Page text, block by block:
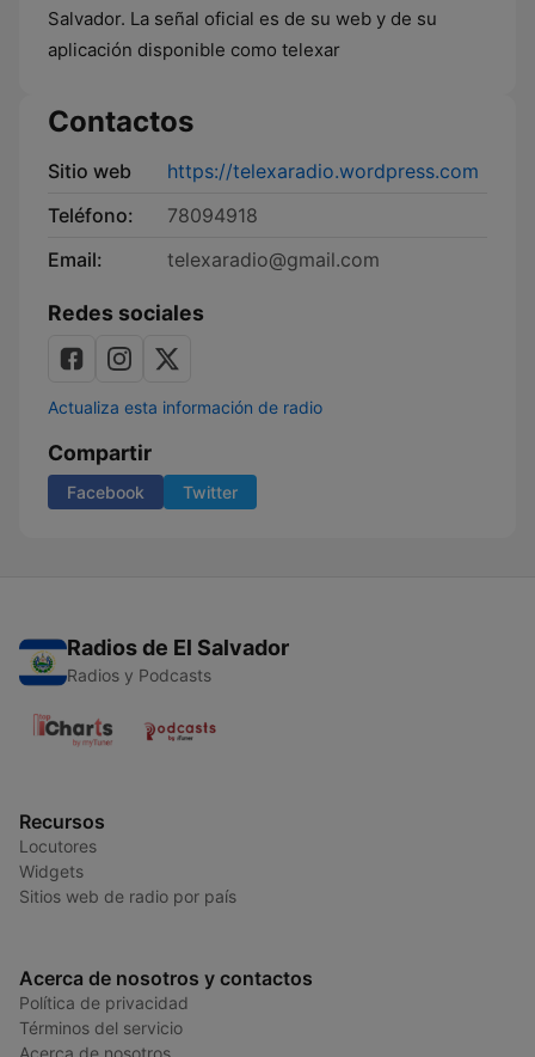
Salvador. La señal oficial es de su web y de su
aplicación disponible como telexar
Contactos
Sitio web
https://telexaradio.wordpress.com
Teléfono:
78094918
Email:
telexaradio@gmail.com
Redes sociales
Actualiza esta información de radio
Compartir
Facebook Twitter
Radios de El Salvador
Radios y Podcasts
Recursos
Locutores
Widgets
Sitios web de radio por país
Acerca de nosotros y contactos
Política de privacidad
Términos del servicio
Acerca de nosotros